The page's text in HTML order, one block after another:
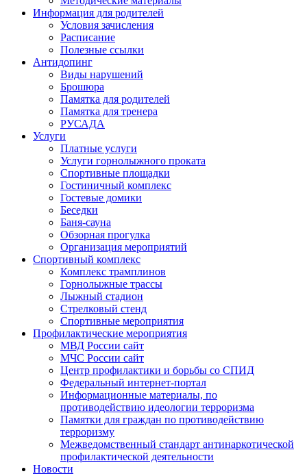
Информация для родителей
Условия зачисления
Расписание
Полезные ссылки
Антидопинг
Виды нарушений
Брошюра
Памятка для родителей
Памятка для тренера
РУСАДА
Услуги
Платные услуги
Услуги горнолыжного проката
Спортивные площадки
Гостиничный комплекс
Гостевые домики
Беседки
Баня-сауна
Обзорная прогулка
Организация мероприятий
Спортивный комплекс
Комплекс трамплинов
Горнолыжные трассы
Лыжный стадион
Стрелковый стенд
Спортивные мероприятия
Профилактические мероприятия
МВД России сайт
МЧС России сайт
Центр профилактики и борьбы со СПИД
Федеральный интернет-портал
Информационные материалы, по
противодействию идеологии терроризма
Памятки для граждан по противодействию
терроризму
Межведомственный стандарт антинаркотической
профилактической деятельности
Новости